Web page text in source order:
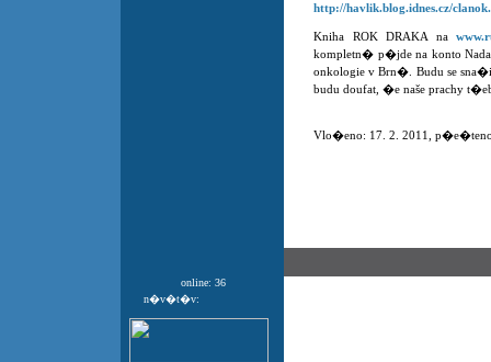
http://havlik.blog.idnes.cz/
Kniha ROK DRAKA na
kompletn� p�jde na konto
onkologie v Brn�. Budu se
budu doufat, �e naše prachy
Vlo�eno: 17. 2. 2011,
online: 36
n�v�t�v: